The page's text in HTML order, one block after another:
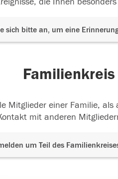
sich bitte an, um eine
Familienkreis
Mitglieder einer Familie,
mit anderen
um Teil des